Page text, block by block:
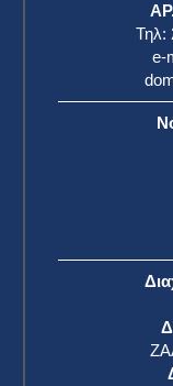
Τηλ:
e-